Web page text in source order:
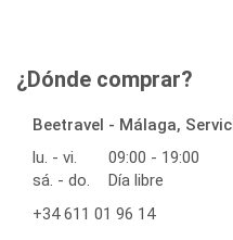
¿Dónde comprar?
Beetravel - Málaga,
lu. - vi.
09:00 - 19:00
sá. - do.
Día libre
+34 611 01 96 14